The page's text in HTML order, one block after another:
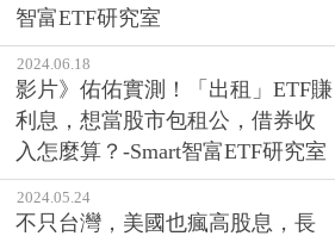
智富ETF研究室
2024.06.18
影片》佑佑實測！「出租」ETF賺
利息，想當股市包租公，借券收
入怎麼算？-Smart智富ETF研究室
2024.05.24
不只台灣，美國也瘋高股息，長